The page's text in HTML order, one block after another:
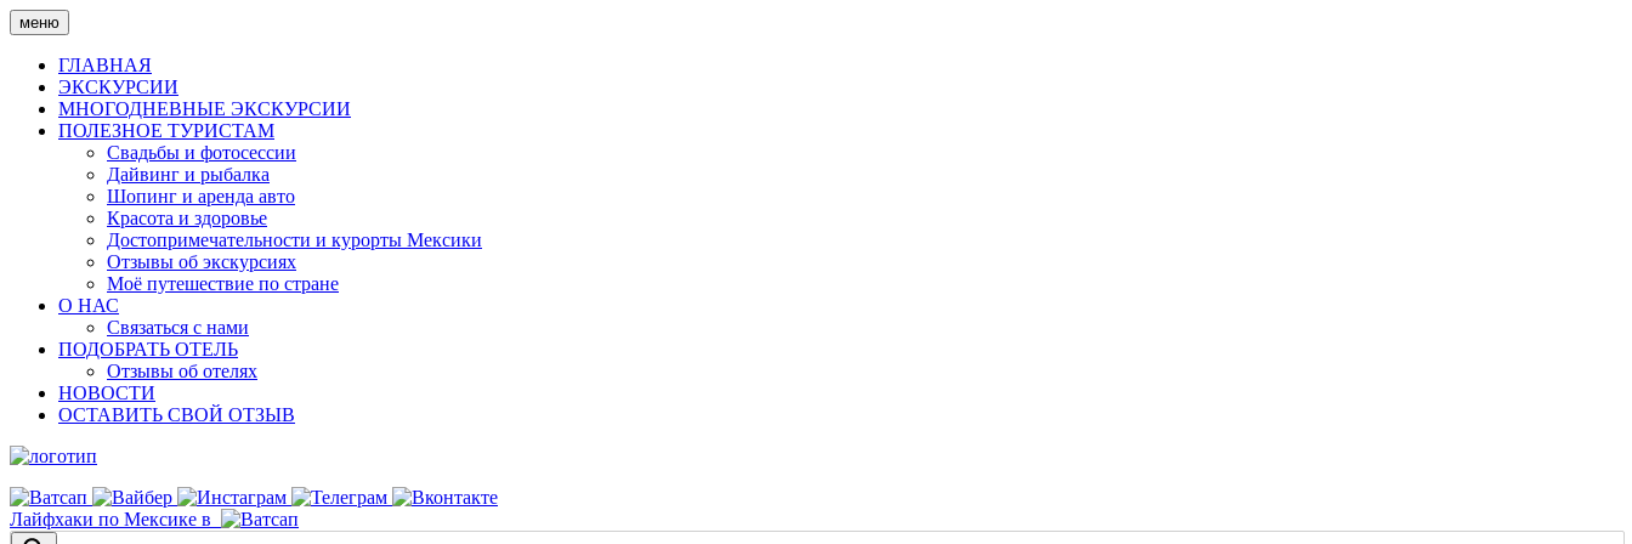
Skip
to
content
меню
ГЛАВНАЯ
ЭКСКУРСИИ
МНОГОДНЕВНЫЕ ЭКСКУРСИИ
ПОЛЕЗНОЕ ТУРИСТАМ
Свадьбы и фотосессии
Дайвинг и рыбалка
Шопинг и аренда авто
Красота и здоровье
Достопримечательности и курорты Мексики
Отзывы об экскурсиях
Моё путешествие по стране
О НАС
Связаться с нами
ПОДОБРАТЬ ОТЕЛЬ
Отзывы об отелях
НОВОСТИ
ОСТАВИТЬ СВОЙ ОТЗЫВ
Лайфхаки по Мексике в